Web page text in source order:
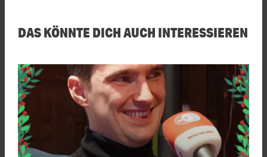
DAS KÖNNTE DICH AUCH INTERESSIEREN